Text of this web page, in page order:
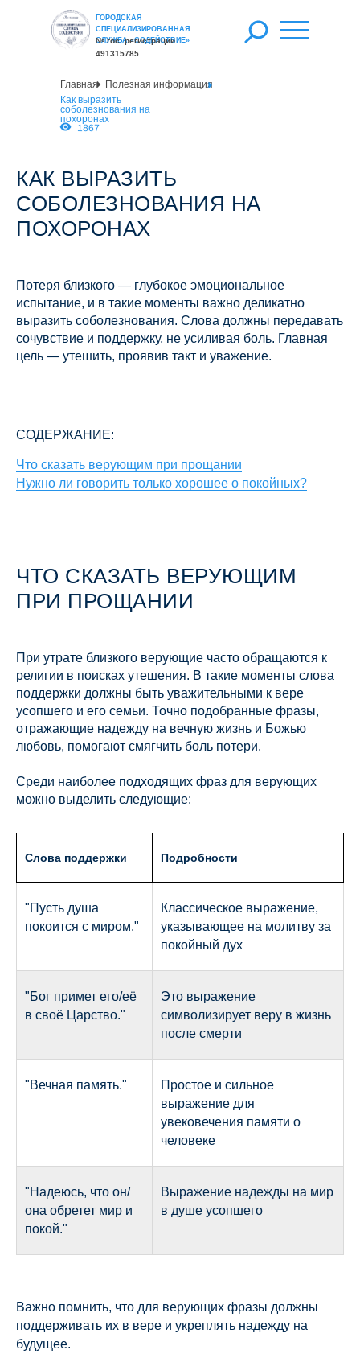
ГОРОДСКАЯ
СПЕЦИАЛИЗИРОВАННАЯ
СЛУЖБА «СОДЕЙСТВИЕ»
№ гос. регистрации
491315785
Главная Полезная информация
1867
Как выразить
соболезнования на
похоронах
КАК ВЫРАЗИТЬ
СОБОЛЕЗНОВАНИЯ НА
ПОХОРОНАХ
Потеря близкого — глубокое эмоциональное
испытание, и в такие моменты важно деликатно
выразить соболезнования. Слова должны передавать
сочувствие и поддержку, не усиливая боль. Главная
цель — утешить, проявив такт и уважение.
СОДЕРЖАНИЕ:
Что сказать верующим при прощании
Нужно ли говорить только хорошее о покойных?
ЧТО СКАЗАТЬ ВЕРУЮЩИМ
ПРИ ПРОЩАНИИ
При утрате близкого верующие часто обращаются к
религии в поисках утешения. В такие моменты слова
поддержки должны быть уважительными к вере
усопшего и его семьи. Точно подобранные фразы,
отражающие надежду на вечную жизнь и Божью
любовь, помогают смягчить боль потери.
Среди наиболее подходящих фраз для верующих
можно выделить следующие:
Слова поддержки Подробности
"Пусть душа
покоится с миром."
Классическое выражение,
указывающее на молитву за
покойный дух
"Бог примет его/её
в своё Царство."
Это выражение
символизирует веру в жизнь
после смерти
"Вечная память."
Простое и сильное
выражение для
увековечения памяти о
человеке
"Надеюсь, что он/
она обретет мир и
покой."
Выражение надежды на мир
в душе усопшего
Важно помнить, что для верующих фразы должны
поддерживать их в вере и укреплять надежду на
будущее.